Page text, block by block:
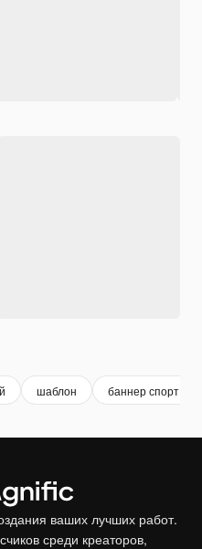
шаблон баннер спорт
ваших лучших работ.
среди креаторов,